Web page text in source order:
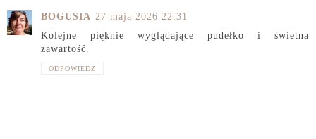
BOGUSIA 27 maja 2026 22:31
Kolejne pięknie wyglądające pudełko i świetna
zawartość.
ODPOWIEDZ